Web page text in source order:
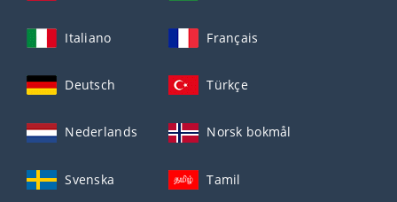
Italiano Français
Deutsch Türkçe
Nederlands Norsk bokmål
Svenska Tamil